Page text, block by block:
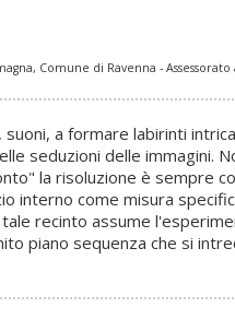
Comune di Ravenna -
a formare labirinti
seduzioni delle immagini.
la risoluzione è sempre
interno come misura
recinto assume
piano sequenza che si